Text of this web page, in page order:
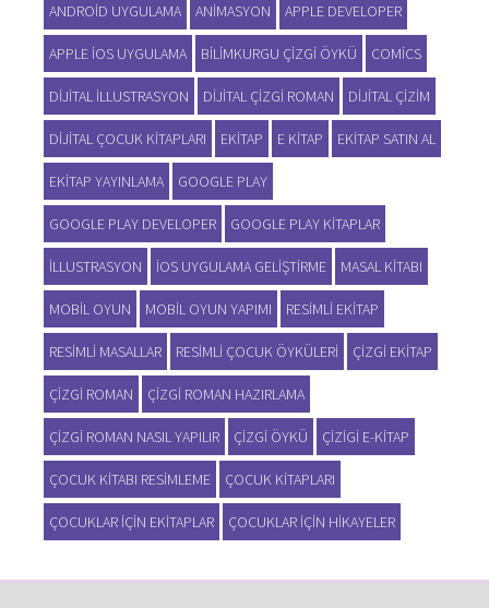
ANDROID UYGULAMA ANIMASYON APPLE DEVELOPER
APPLE IOS UYGULAMA BILIMKURGU ÇIZGI ÖYKÜ COMICS
DIJITAL ILLUSTRASYON DIJITAL ÇIZGI ROMAN DIJITAL ÇIZIM
DIJITAL ÇOCUK KITAPLARI EKITAP E KITAP EKITAP SATIN AL
EKITAP YAYINLAMA GOOGLE PLAY
GOOGLE PLAY DEVELOPER GOOGLE PLAY KITAPLAR
ILLUSTRASYON IOS UYGULAMA GELIŞTIRME MASAL KITABI
MOBIL OYUN MOBIL OYUN YAPIMI RESIMLI EKITAP
RESIMLI MASALLAR RESIMLI ÇOCUK ÖYKÜLERI ÇIZGI EKITAP
ÇIZGI ROMAN ÇIZGI ROMAN HAZIRLAMA
ÇIZGI ROMAN NASIL YAPILIR ÇIZGI ÖYKÜ ÇIZIGI E-KITAP
ÇOCUK KITABI RESIMLEME ÇOCUK KITAPLARI
ÇOCUKLAR IÇIN EKITAPLAR ÇOCUKLAR IÇIN HIKAYELER